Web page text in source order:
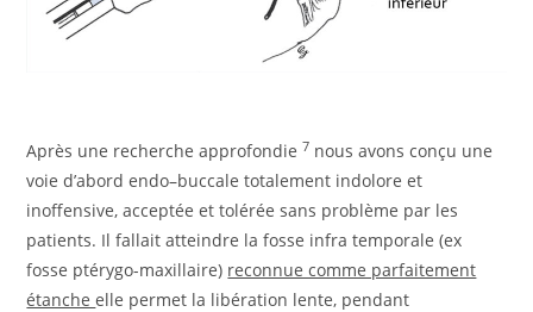
Après une recherche approfondie7 nous avons conçu une
voie d’abord endo–buccale totalement indolore et
inoffensive, acceptée et tolérée sans problème par les
patients. Il fallait atteindre la fosse infra temporale (ex
fosse ptérygo-maxillaire) reconnue comme parfaitement
étancheelle permet la libération lente, pendant